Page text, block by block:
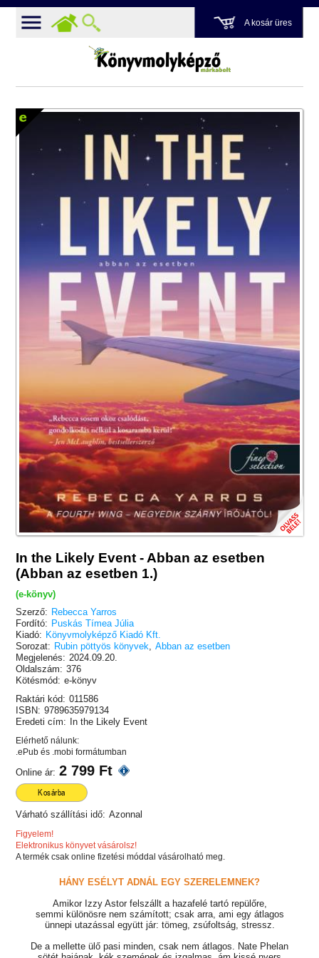
A kosár üres
In the Likely Event - Abban az esetben
(Abban az esetben 1.)
(e-könyv)
Szerző: Rebecca Yarros
Fordító: Puskás Tímea Júlia
Kiadó: Könyvmolyképző Kiadó Kft.
Sorozat: Rubin pöttyös könyvek
Abban az esetben
Megjelenés: 2024.09.20.
Oldalszám: 376
Kötésmód: e-könyv
Raktári kód: 011586
ISBN: 9789635979134
Eredeti cím:
In the Likely Event
Elérhető nálunk:
.ePub és .mobi formátumban
Online ár: 2 799 Ft
Kosárba
Várható szállítási idő: Azonnal
Figyelem!
Elektronikus könyvet vásárolsz!
A termék csak online fizetési móddal vásárolható meg.
HÁNY ESÉLYT ADNÁL EGY SZERELEMNEK?
Amikor Izzy Astor felszállt a hazafelé tartó repülőre,
semmi különösre nem számított; csak arra, ami egy átlagos
ünnepi utazással együtt jár: tömeg, zsúfoltság, stressz.
De a mellette ülő pasi minden, csak nem átlagos. Nate Phelan